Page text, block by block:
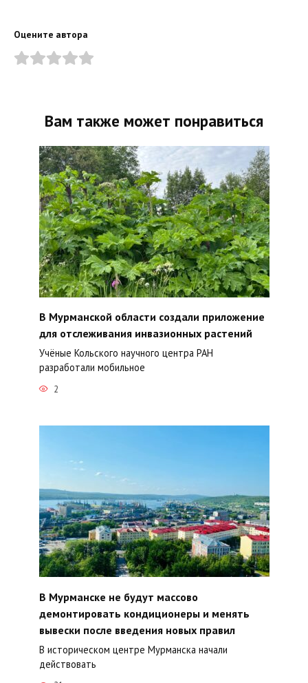
Оцените автора
Вам также может понравиться
В Мурманской области создали приложение
для отслеживания инвазионных растений
Учёные Кольского научного центра РАН
разработали мобильное
2
В Мурманске не будут массово
демонтировать кондиционеры и менять
вывески после введения новых правил
В историческом центре Мурманска начали
действовать